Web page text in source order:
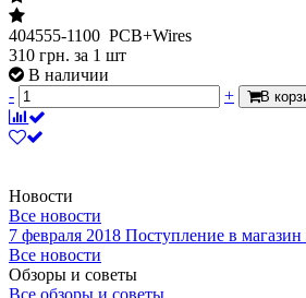
404555-1100 PCB+Wires
310 грн. за 1 шт
В наличии
-
+ В
Новости
Все новости
7 февраля 2018 Поступление в магазин
Все новости
Обзоры и советы
Все обзоры и советы